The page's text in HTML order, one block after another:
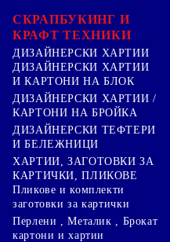
СКРАПБУКИНГ И
КРАФТ ТЕХНИКИ
ДИЗАЙНЕРСКИ ХАРТИИ
ДИЗАЙНЕРСКИ ХАРТИИ
И КАРТОНИ НА БЛОК
ДИЗАЙНЕРСКИ ХАРТИИ /
КАРТОНИ НА БРОЙКА
ДИЗАЙНЕРСКИ ТЕФТЕРИ
И БЕЛЕЖНИЦИ
ХАРТИИ, ЗАГОТОВКИ ЗА
КАРТИЧКИ, ПЛИКОВЕ
Пликове и комплекти
заготовки за картички
Перлени , Металик , Брокат
картони и хартии